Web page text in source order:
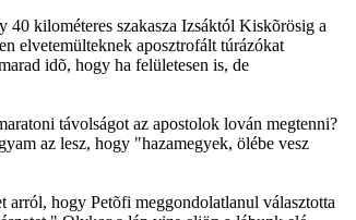
kilométeres szakasza Izsáktól Kiskõrösig a
elvetemülteknek aposztrofált túrázókat
idõ, hogy ha felületesen is, de
távolságot az apostolok lován megtenni?
az lesz, hogy "hazamegyek, ölébe vesz
arról, hogy Petõfi meggondolatlanul választotta